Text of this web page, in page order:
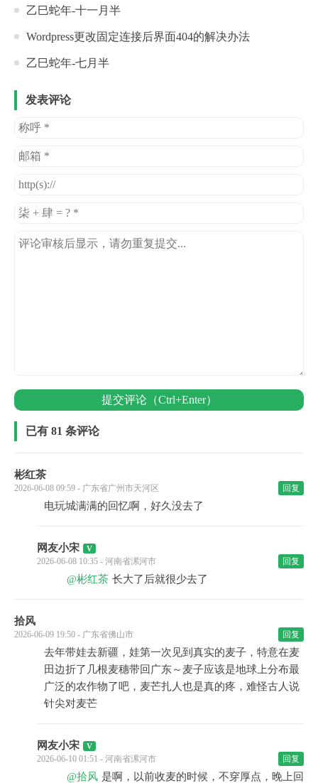
乙巳蛇年-十一月半
Wordpress更改固定连接后界面404的解决办法
乙巳蛇年-七月半
发表评论
提交评论（Ctrl+Enter）
已有 81 条评论
彬红茶
2026-06-08 09:59 - 广东省广州市天河区 回复
电玩城满满的回忆啊，好久没去了
网友小宋
2026-06-08 10:35 - 河南省漯河市 回复
@彬红茶 长大了后就很少去了
拾风
2026-06-09 19:50 - 广东省佛山市 回复
去年带娃去新疆，娃第一次见到真实的麦子，特意在麦
田边折了几根麦穗带回广东～麦子应该是地球上分布最
广泛的农作物了吧，麦芒扎人也是真的疼，难怪古人说
针尖对麦芒
网友小宋
2026-06-10 01:51 - 河南省漯河市 回复
@拾风 是啊，以前收麦的时候，不穿厚点，晚上回